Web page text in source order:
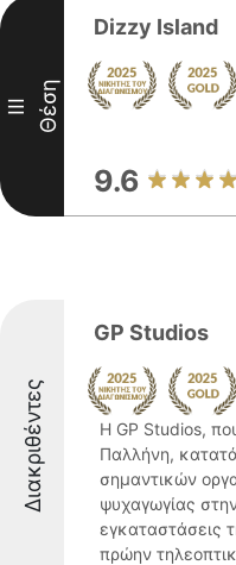
III Θέση
Dizzy Island
9.6
Διακριθέντες
GP Studios
Η GP Studios,
Παλλήνη,
σημαντικών
ψυχαγωγίας
εγκαταστάσεις
πρώην